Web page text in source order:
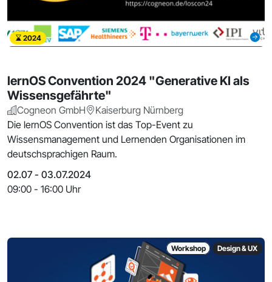
2024
lernOS Convention 2024 "Generative KI als
Wissensgefährte"
Cogneon GmbH
Kaiserburg Nürnberg
Die lernOS Convention ist das Top-Event zu
Wissensmanagement und Lernenden Organisationen im
deutschsprachigen Raum.
02.07 - 03.07.2024
09:00 - 16:00 Uhr
Workshop Design & UX